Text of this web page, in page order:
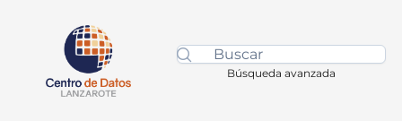
Búsqueda avanzada